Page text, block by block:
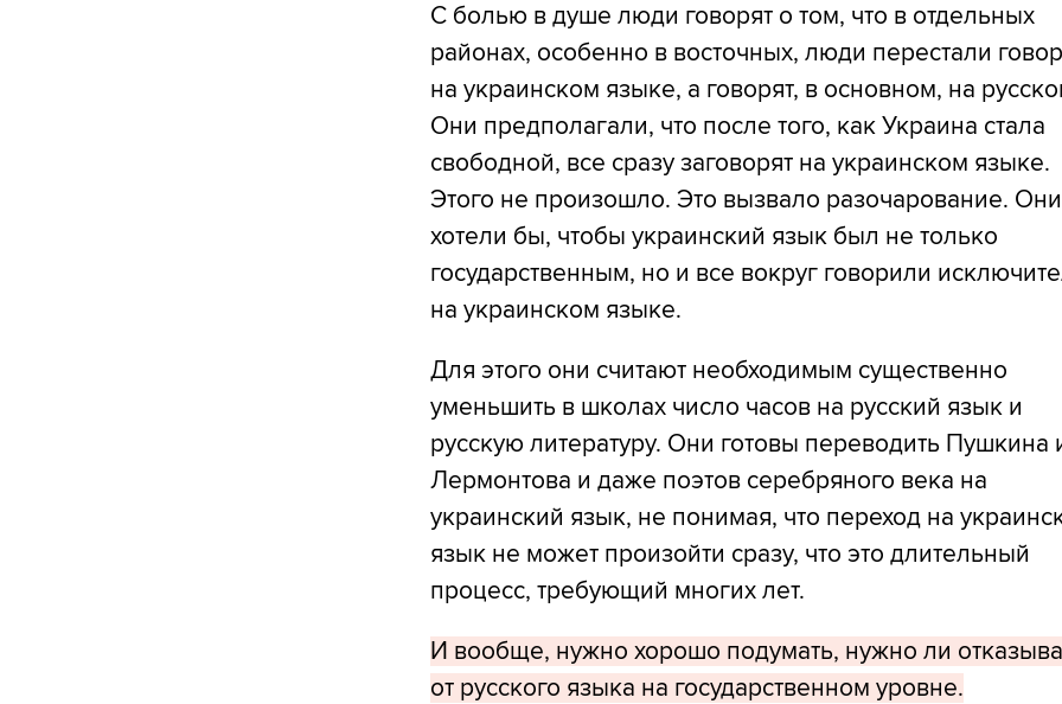
С болью в душе люди говорят о том, что в отдельных
районах, особенно в восточных, люди перестали
на украинском языке, а говорят, в основном, на
Они предполагали, что после того, как Украина стала
свободной, все сразу заговорят на украинском языке.
Этого не произошло. Это вызвало разочарование. Они
хотели бы, чтобы украинский язык был не только
государственным, но и все вокруг говорили
на украинском языке.
Для этого они считают необходимым существенно
уменьшить в школах число часов на русский язык и
русскую литературу. Они готовы переводить Пушкина
Лермонтова и даже поэтов серебряного века на
украинский язык, не понимая, что переход на
язык не может произойти сразу, что это длительный
процесс, требующий многих лет.
И вообще, нужно хорошо подумать, нужно ли
от русского языка на государственном уровне.